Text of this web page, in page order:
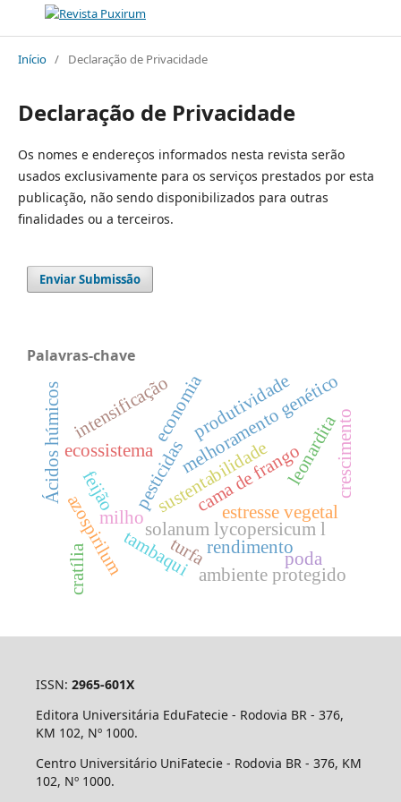
Início / Declaração de Privacidade
Declaração de Privacidade
Os nomes e endereços informados nesta revista serão
usados exclusivamente para os serviços prestados por esta
publicação, não sendo disponibilizados para outras
finalidades ou a terceiros.
Enviar Submissão
Palavras-chave
cama de frango
solanum lycopersicum l
sustentabilidade
pesticidas
ecossistema
tambaqui
melhoramento genético
leonardita
estresse vegetal
Ácidos húmicos
milho
turfa
azospirilum rendimento
economia
intensificação
ambiente protegido
produtividade
cratília
crescimento
feijão
poda
ISSN: 2965-601X
Editora Universitária EduFatecie - Rodovia BR - 376,
KM 102, Nº 1000.
Centro Universitário UniFatecie - Rodovia BR - 376, KM
102, Nº 1000.